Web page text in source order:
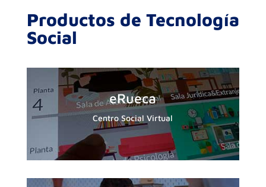
Productos de Tecnología
Social
eRueca
Centro Social Virtual